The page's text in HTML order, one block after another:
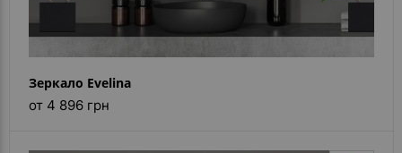
Зеркало Evelina
от 4 896 грн